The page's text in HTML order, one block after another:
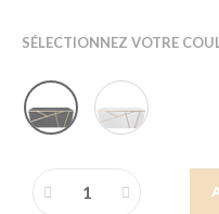
SÉLECTIONNEZ VOTRE